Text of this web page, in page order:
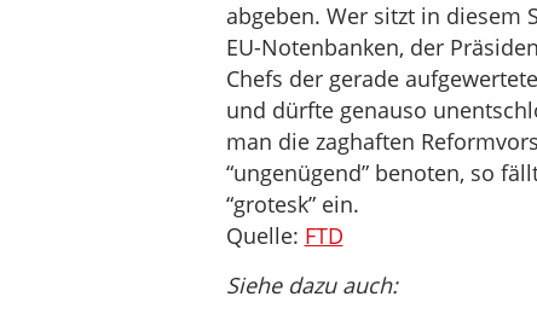
abgeben. Wer sitzt in diesem
EU-Notenbanken, der
Chefs der gerade
und dürfte genauso
man die zaghaften
“ungenügend” benoten, so
“grotesk” ein.
Quelle: FTD
Siehe dazu auch: